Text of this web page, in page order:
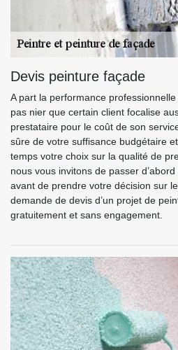
Devis peinture façade
A part la performance
pas nier que certain client focalise
prestataire pour le coût de son
sûre de votre suffisance budgétaire
temps votre choix sur la qualité de
nous vous invitons de passer
avant de prendre votre décision sur
demande de devis d’un projet de
gratuitement et sans engagement.